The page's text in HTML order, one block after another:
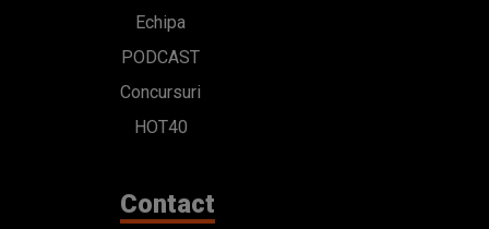
Echipa
PODCAST
Concursuri
HOT40
Contact